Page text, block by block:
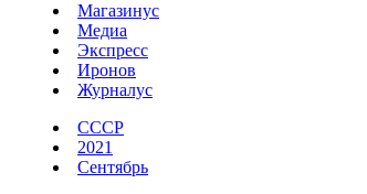
Магазинус
Медиа
Экспресс
Иронов
Журналус
СССР
2021
Сентябрь